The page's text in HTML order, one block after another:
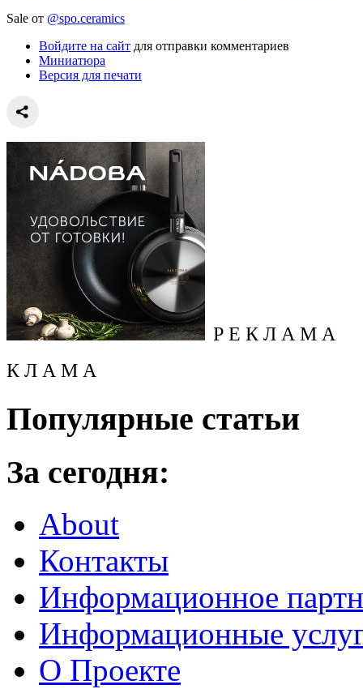
Sale от @spo.ceramics
Войдите на сайт для отправки комментариев
Миниатюра
Версия для печати
Р Е К Л А М А
К Л А М А
Популярные статьи
За сегодня:
About
Контакты
Информационное
Информационные
О Проекте